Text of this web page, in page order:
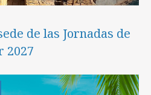
de las Jornadas de
2027